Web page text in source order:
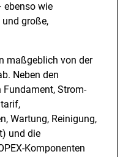
ebenso wie
große,
maßgeblich von der
Neben den
Strom-
Wartung, Reinigung,
und die
Komponenten